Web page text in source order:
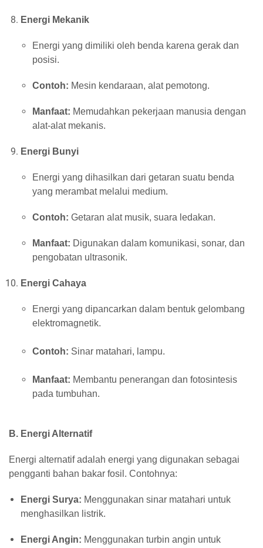
Energi Mekanik
Energi yang dimiliki oleh benda karena gerak dan
posisi.
Contoh: Mesin kendaraan, alat pemotong.
Manfaat: Memudahkan pekerjaan manusia dengan
alat-alat mekanis.
Energi Bunyi
Energi yang dihasilkan dari getaran suatu benda
yang merambat melalui medium.
Contoh: Getaran alat musik, suara ledakan.
Manfaat: Digunakan dalam komunikasi, sonar, dan
pengobatan ultrasonik.
Energi Cahaya
Energi yang dipancarkan dalam bentuk gelombang
elektromagnetik.
Contoh: Sinar matahari, lampu.
Manfaat: Membantu penerangan dan fotosintesis
pada tumbuhan.
B. Energi Alternatif
Energi alternatif adalah energi yang digunakan sebagai
pengganti bahan bakar fosil. Contohnya:
Energi Surya: Menggunakan sinar matahari untuk
menghasilkan listrik.
Energi Angin: Menggunakan turbin angin untuk